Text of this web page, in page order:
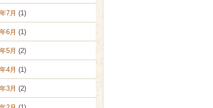
7月 (1)
6月 (1)
5月 (2)
4月 (1)
3月 (2)